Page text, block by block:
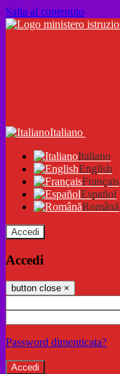
Salta al contenuto
Italiano
Italiano
English
Français
Español
Română
Accedi
Accedi
button close ×
Password dimenticata?